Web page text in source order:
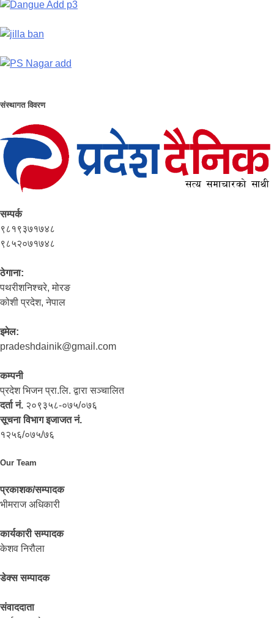
संस्थागत विवरण
सम्पर्क
९८१९३७१७४८
९८५२०७१७४८
ठेगाना:
पथरीशनिश्‍चरे, मोरङ
कोशी प्रदेश, नेपाल
इमेल:
pradeshdainik@gmail.com
कम्पनी
प्रदेश भिजन प्रा.लि. द्वारा सञ्‍चालित
दर्ता नं. २०९३५८-०७५/०७६
सूचना विभाग इजाजत नं.
१२५६/०७५/७६
Our Team
प्रकाशक/सम्पादक
भीमराज अधिकारी
कार्यकारी सम्पादक
केशव निरौला
डेक्स सम्पादक
संवाददाता